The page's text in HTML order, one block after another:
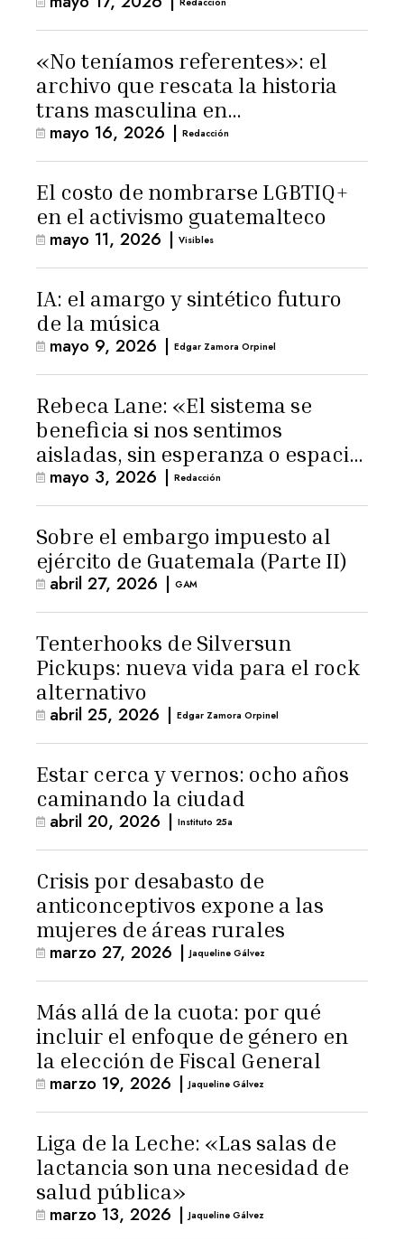
«No teníamos referentes»: el
archivo que rescata la historia
trans masculina en
Latinoamérica
mayo 16, 2026 | Redacción
El costo de nombrarse LGBTIQ+
en el activismo guatemalteco
mayo 11, 2026 | Visibles
IA: el amargo y sintético futuro
de la música
mayo 9, 2026 | Edgar Zamora Orpinel
Rebeca Lane: «El sistema se
beneficia si nos sentimos
aisladas, sin esperanza o espacio
para la ternura»
mayo 3, 2026 | Redacción
Sobre el embargo impuesto al
ejército de Guatemala (Parte II)
abril 27, 2026 | GAM
Tenterhooks de Silversun
Pickups: nueva vida para el rock
alternativo
abril 25, 2026 | Edgar Zamora Orpinel
Estar cerca y vernos: ocho años
caminando la ciudad
abril 20, 2026 | Instituto 25a
Crisis por desabasto de
anticonceptivos expone a las
mujeres de áreas rurales
marzo 27, 2026 | Jaqueline Gálvez
Más allá de la cuota: por qué
incluir el enfoque de género en
la elección de Fiscal General
marzo 19, 2026 | Jaqueline Gálvez
Liga de la Leche: «Las salas de
lactancia son una necesidad de
salud pública»
marzo 13, 2026 | Jaqueline Gálvez